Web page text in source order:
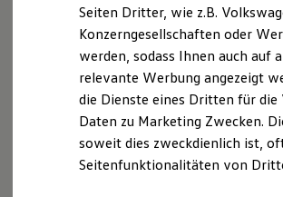
ID. Software Versionen und
Digitale Extras
Schnittstellen zu Ihrem ID.
Hybridautos
Marke und Erlebnis
Volkswagen R und R Experience
R-Modelle
Driving Experience
Volkswagen entdecken
Unsere Leistungenim
Überblick
Gebrauchtwagen
Service
Seiten Dritter, wie z.B.
Konzerngesellschaften oder
werden, sodass Ihnen auch auf
relevante Werbung angezeigt
die Dienste eines Dritten für
Daten zu Marketing Zwecken.
soweit dies zweckdienlich ist,
Seitenfunktionalitäten von